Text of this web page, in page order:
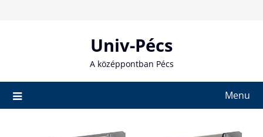
Univ-Pécs
A középpontban Pécs
Menu